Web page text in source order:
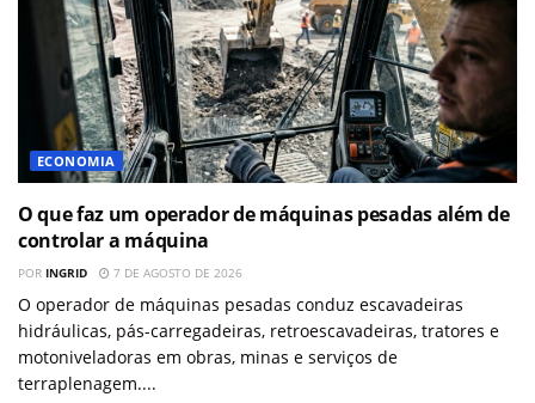
ECONOMIA
O que faz um operador de máquinas pesadas além de
controlar a máquina
POR INGRID 7 DE AGOSTO DE 2026
O operador de máquinas pesadas conduz escavadeiras
hidráulicas, pás-carregadeiras, retroescavadeiras, tratores e
motoniveladoras em obras, minas e serviços de
terraplenagem....